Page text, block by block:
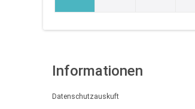
Informationen
Datenschutzauskuft